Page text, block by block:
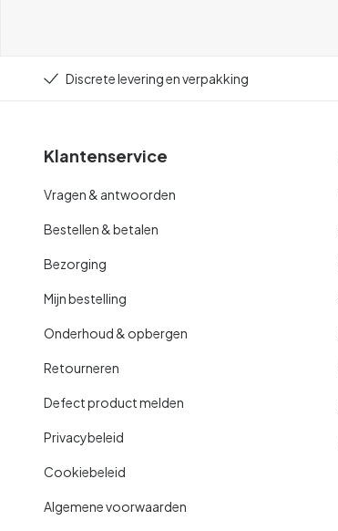
Discrete levering en verpakking
Klantenservice
Vragen & antwoorden
Bestellen & betalen
Bezorging
Mijn bestelling
Onderhoud & opbergen
Retourneren
Defect product melden
Privacybeleid
Cookiebeleid
Algemene voorwaarden